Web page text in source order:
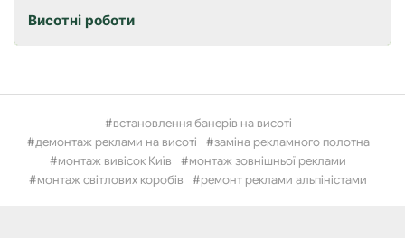
Висотні роботи
встановлення банерів на висоті
демонтаж реклами на висоті
заміна рекламного полотна
монтаж вивісок Київ
монтаж зовнішньої реклами
монтаж світлових коробів
ремонт реклами альпіністами